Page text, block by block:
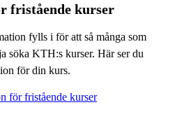
fristående kurser
fylls i för att så många som
söka KTH:s kurser. Här ser du
för din kurs.
för fristående kurser